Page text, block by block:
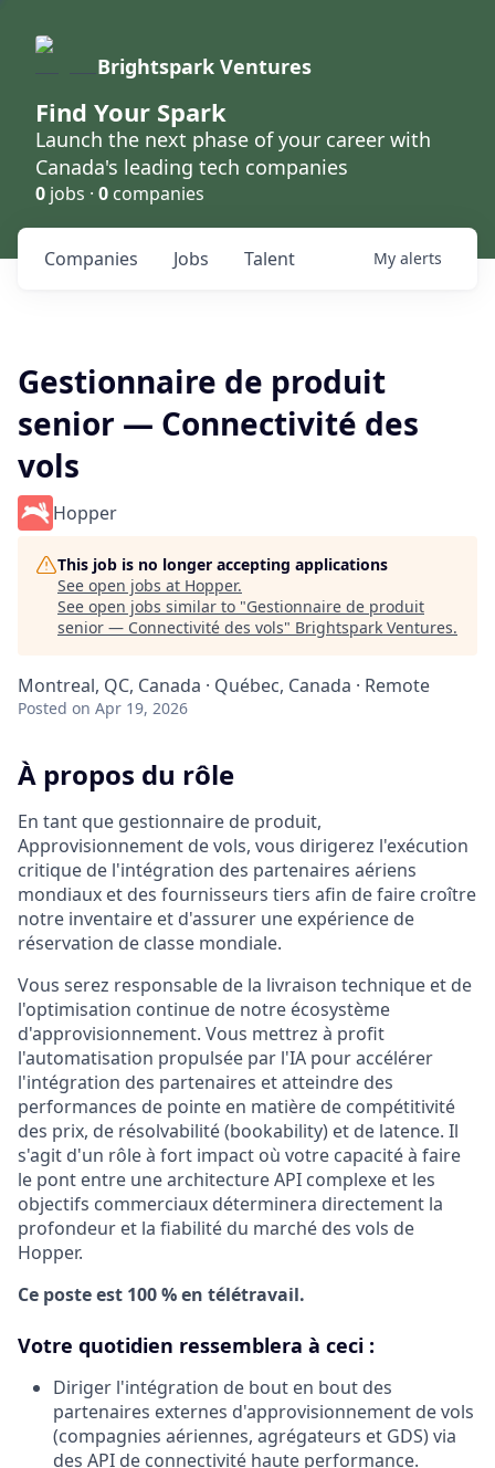
Brightspark Ventures
Find Your Spark
Launch the next phase of your career with
Canada's leading tech companies
0 jobs · 0 companies
Jobs
Companies Talent My alerts
Gestionnaire de produit
senior — Connectivité des
vols
Hopper
This job is no longer accepting applications
See open jobs at Hopper.
See open jobs similar to "Gestionnaire de produit
senior — Connectivité des vols" Brightspark Ventures.
Montreal, QC, Canada · Québec, Canada · Remote
Posted on Apr 19, 2026
À propos du rôle
En tant que gestionnaire de produit,
Approvisionnement de vols, vous dirigerez l'exécution
critique de l'intégration des partenaires aériens
mondiaux et des fournisseurs tiers afin de faire croître
notre inventaire et d'assurer une expérience de
réservation de classe mondiale.
Vous serez responsable de la livraison technique et de
l'optimisation continue de notre écosystème
d'approvisionnement. Vous mettrez à profit
l'automatisation propulsée par l'IA pour accélérer
l'intégration des partenaires et atteindre des
performances de pointe en matière de compétitivité
des prix, de résolvabilité (bookability) et de latence. Il
s'agit d'un rôle à fort impact où votre capacité à faire
le pont entre une architecture API complexe et les
objectifs commerciaux déterminera directement la
profondeur et la fiabilité du marché des vols de
Hopper.
Ce poste est 100 % en télétravail.
Votre quotidien ressemblera à ceci :
Diriger l'intégration de bout en bout des
partenaires externes d'approvisionnement de vols
(compagnies aériennes, agrégateurs et GDS) via
des API de connectivité haute performance.